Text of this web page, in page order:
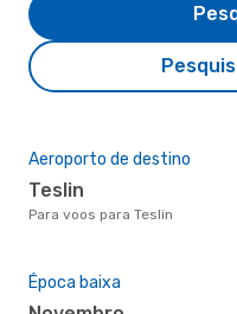
Aeroporto de destino
Teslin
Para voos para Teslin
Época baixa